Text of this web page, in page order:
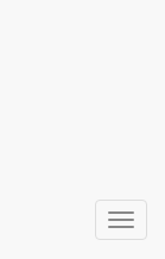
меню